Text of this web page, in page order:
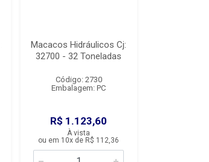
Macacos Hidráulicos Cj:
32700 - 32 Toneladas
Código: 2730
Embalagem: PC
R$ 1.123,60
À vista
ou em 10x de R$ 112,36